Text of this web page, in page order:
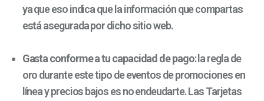
ya que eso indica que la información que compartas
está asegurada por dicho sitio web.
Gasta conforme a tu capacidad de pago: la regla de
oro durante este tipo de eventos de promociones en
línea y precios bajos es no endeudarte. Las Tarjetas